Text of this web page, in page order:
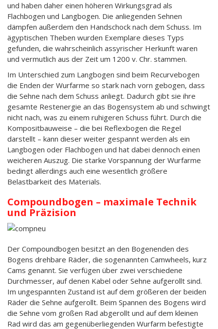
und haben daher einen höheren Wirkungsgrad als
Flachbogen und Langbogen. Die anliegenden Sehnen
dämpfen außerdem den Handschock nach dem Schuss. Im
ägyptischen Theben wurden Exemplare dieses Typs
gefunden, die wahrscheinlich assyrischer Herkunft waren
und vermutlich aus der Zeit um 1200 v. Chr. stammen.
Im Unterschied zum Langbogen sind beim Recurvebogen
die Enden der Wurfarme so stark nach vorn gebogen, dass
die Sehne nach dem Schuss anliegt. Dadurch gibt sie ihre
gesamte Restenergie an das Bogensystem ab und schwingt
nicht nach, was zu einem ruhigeren Schuss führt. Durch die
Kompositbauweise – die bei Reflexbogen die Regel
darstellt – kann dieser weiter gespannt werden als ein
Langbogen oder Flachbogen und hat dabei dennoch einen
weicheren Auszug. Die starke Vorspannung der Wurfarme
bedingt allerdings auch eine wesentlich größere
Belastbarkeit des Materials.
Compoundbogen – maximale Technik
und Präzision
Der Compoundbogen besitzt an den Bogenenden des
Bogens drehbare Räder, die sogenannten Camwheels, kurz
Cams genannt. Sie verfügen über zwei verschiedene
Durchmesser, auf denen Kabel oder Sehne aufgerollt sind.
Im ungespannten Zustand ist auf dem größeren der beiden
Räder die Sehne aufgerollt. Beim Spannen des Bogens wird
die Sehne vom großen Rad abgerollt und auf dem kleinen
Rad wird das am gegenüberliegenden Wurfarm befestigte